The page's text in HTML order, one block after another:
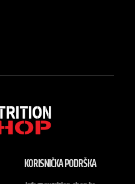
KORISNIČKA PODRŠKA